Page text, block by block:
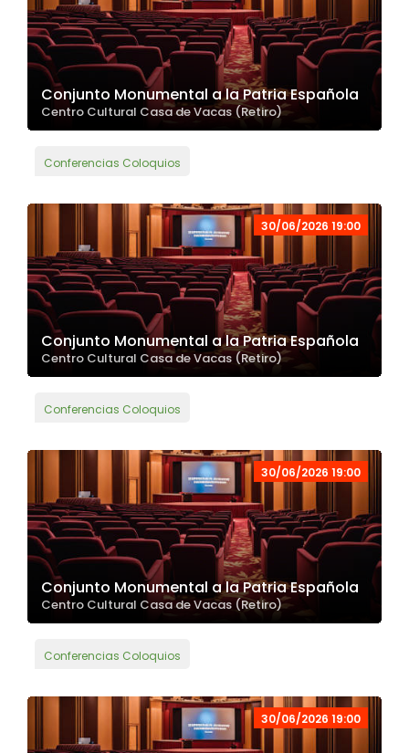
Conjunto Monumental a la Patria Española
Centro Cultural Casa de Vacas (Retiro)
Conferencias Coloquios
30/06/2026 19:00
Conjunto Monumental a la Patria Española
Centro Cultural Casa de Vacas (Retiro)
Conferencias Coloquios
30/06/2026 19:00
Conjunto Monumental a la Patria Española
Centro Cultural Casa de Vacas (Retiro)
Conferencias Coloquios
30/06/2026 19:00